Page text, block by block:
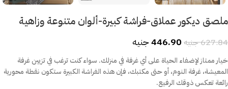
ملصق ديكور عملاق-فراشة كبيرة-ألوان متنوعة وزاهية
627.84جنيه 446.90جنيه
خيار ممتاز لإضفاء الحياة على أي غرفة في منزلك. سواء كنت ترغب في تزيين غرفة
المعيشة، غرفة النوم، أو حتى مكتبك، فإن هذه الفراشة الكبيرة ستكون نقطة محورية
رائعة تعكس ذوقك الرفيع.